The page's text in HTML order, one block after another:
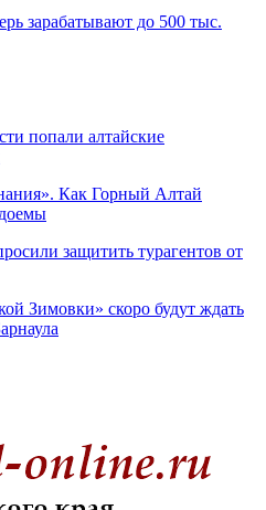
зарабатывают до 500 тыс.
попали алтайские
Как Горный Алтай
защитить турагентов от
Зимовки» скоро будут ждать